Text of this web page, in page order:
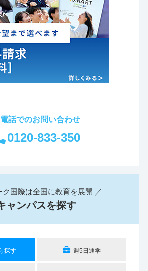
話でのお問い合わせ
0120-833-350
ク国際は全国に教育を展開 ／
ャンパスを探す
探す 週5日通学